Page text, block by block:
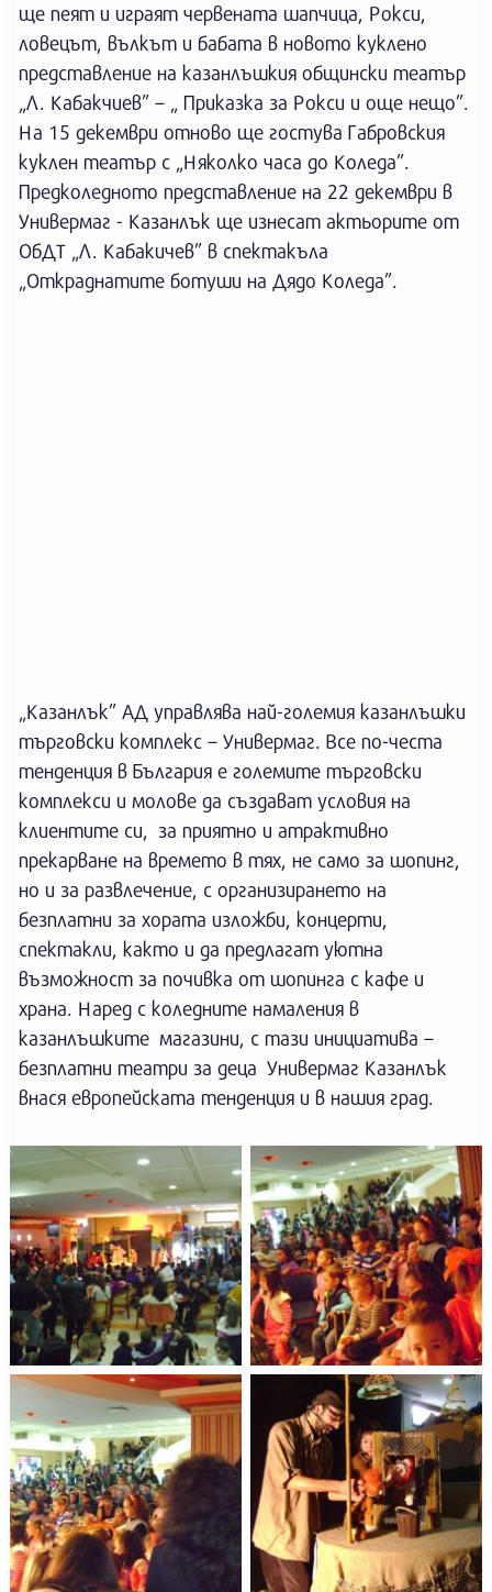
ще пеят и играят червената шапчица, Рокси,
ловецът, вълкът и бабата в новото куклено
представление на казанлъшкия общински театър
„Л. Кабакчиев” – „ Приказка за Рокси и още нещо”.
На 15 декември отново ще гостува Габровския
куклен театър с „Няколко часа до Коледа”.
Предколедното представление на 22 декември в
Универмаг - Казанлък ще изнесат актьорите от
ОбДТ „Л. Кабакичев” в спектакъла
„Откраднатите ботуши на Дядо Коледа”.
„Казанлък” АД управлява най-големия казанлъшки
търговски комплекс – Универмаг. Все по-честа
тенденция в България е големите търговски
комплекси и молове да създават условия на
клиентите си, за приятно и атрактивно
прекарване на времето в тях, не само за шопинг,
но и за развлечение, с организирането на
безплатни за хората изложби, концерти,
спектакли, както и да предлагат уютна
възможност за почивка от шопинга с кафе и
храна. Наред с коледните намаления в
казанлъшките магазини, с тази инициатива –
безплатни театри за деца Универмаг Казанлък
внася европейската тенденция и в нашия град.